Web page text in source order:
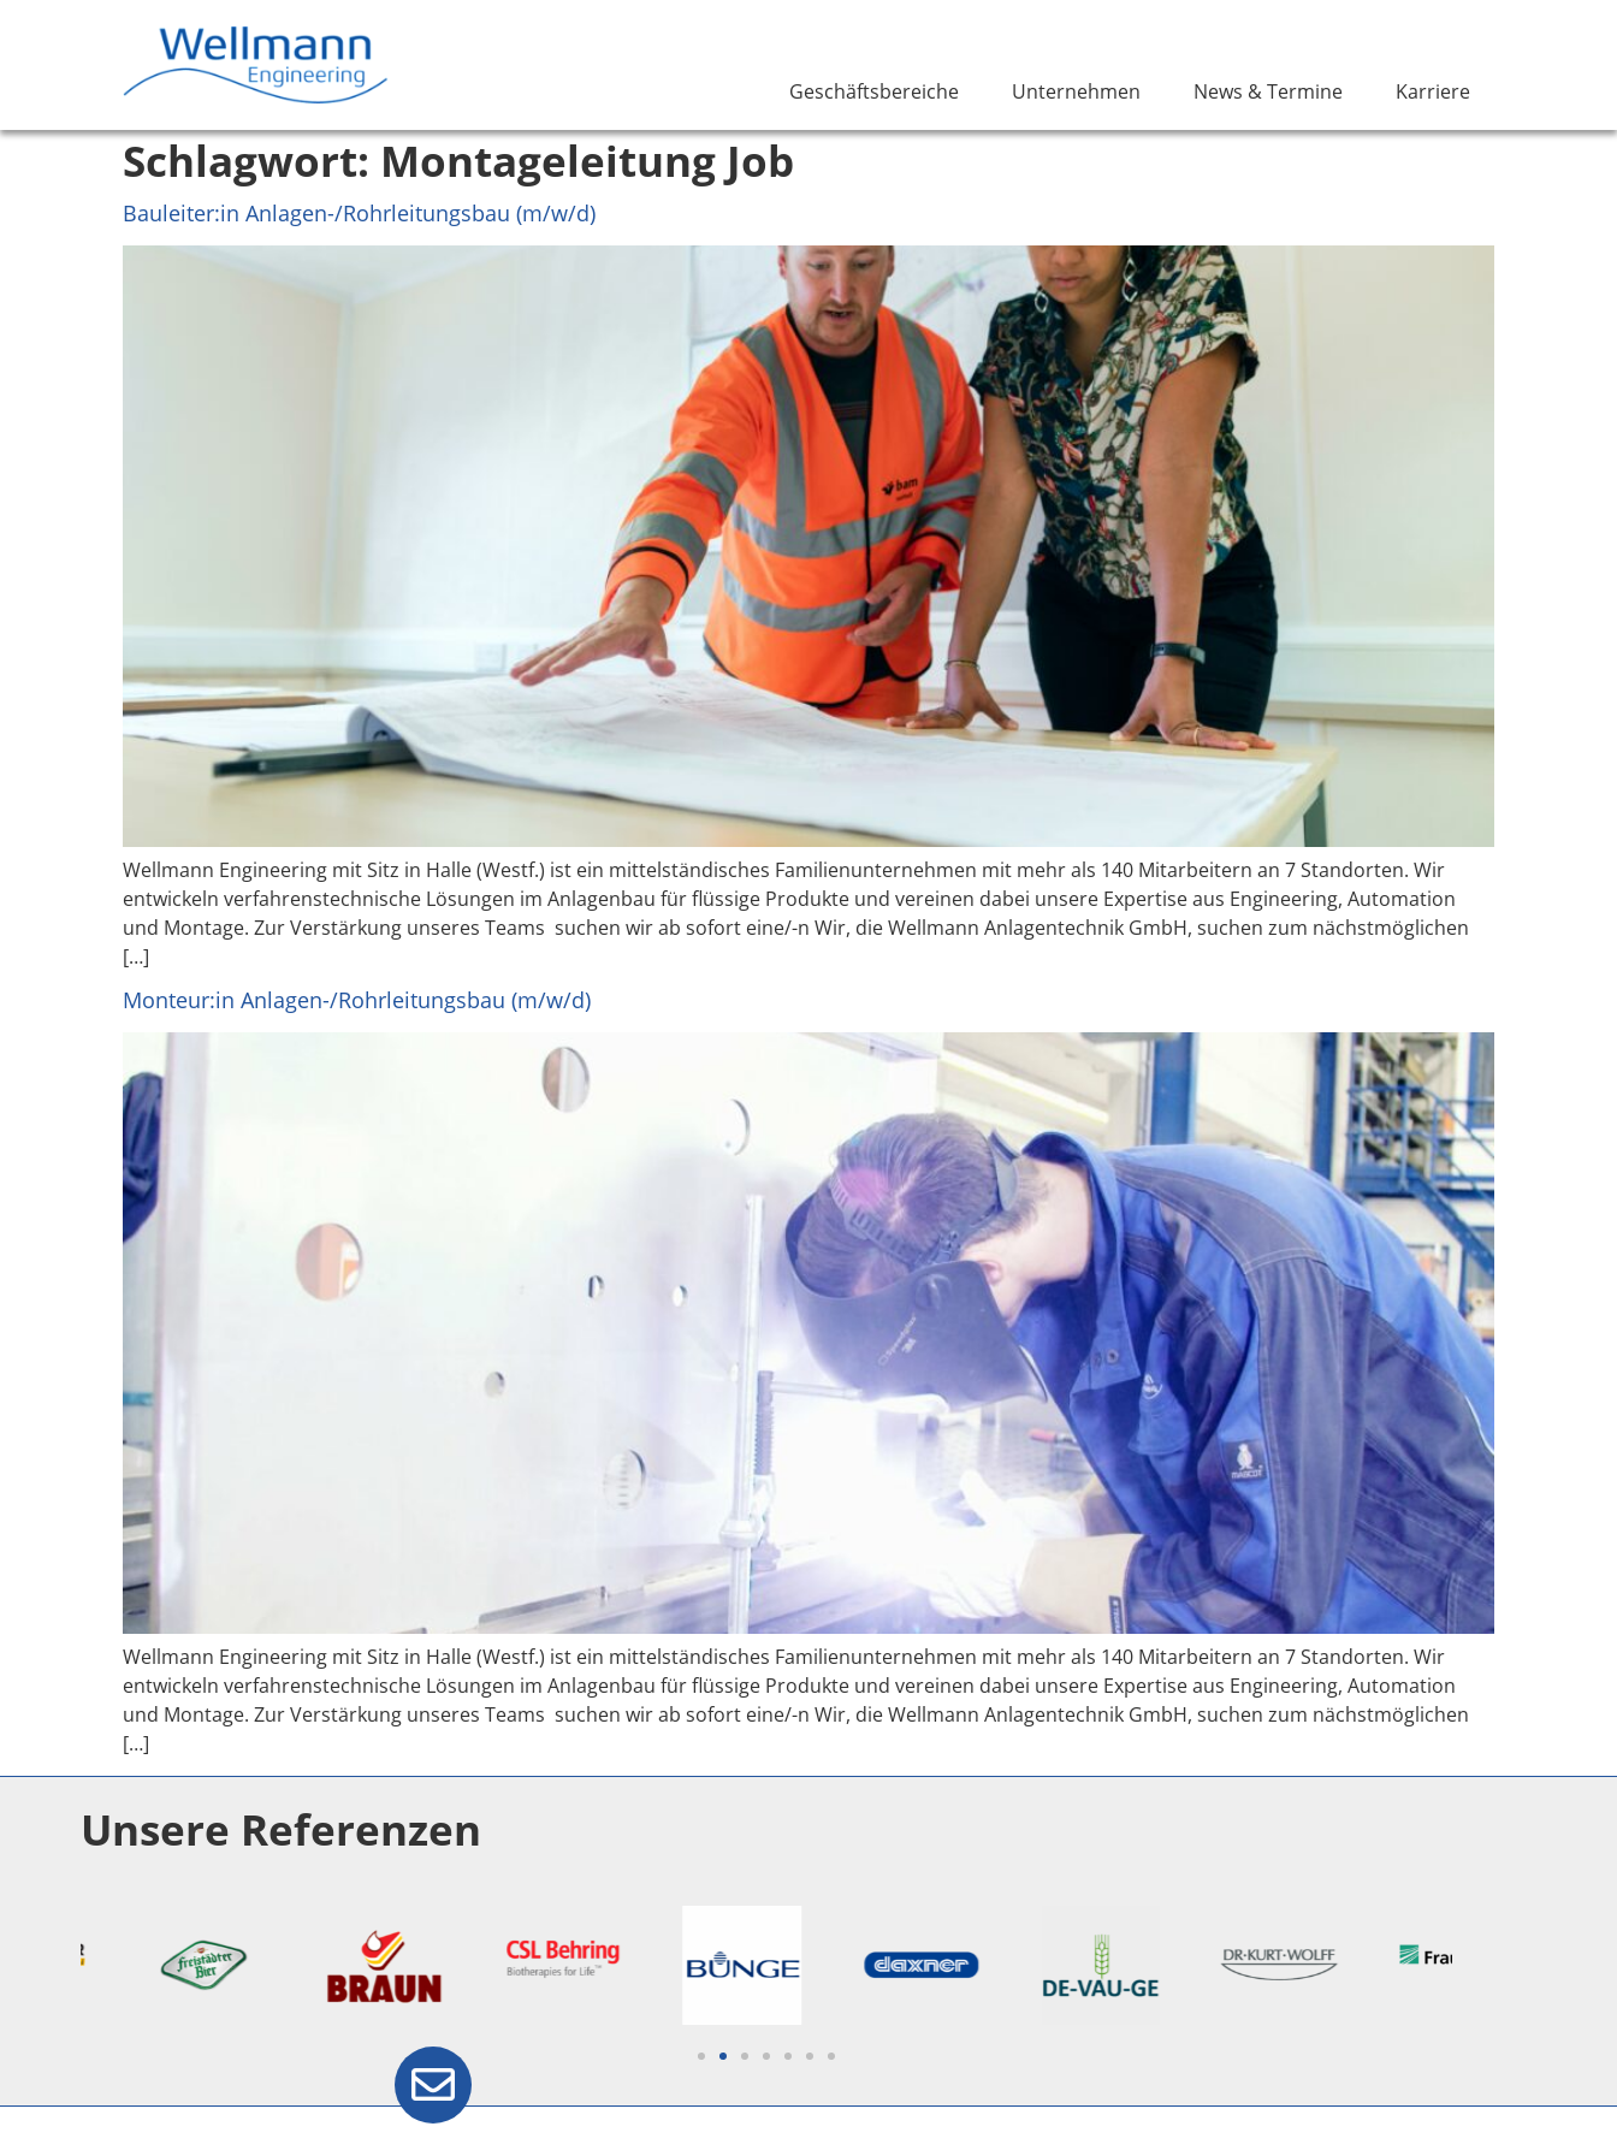
Geschäftsbereiche Unternehmen News & Termine Karriere
Schlagwort: Montageleitung Job
Bauleiter:in Anlagen-/Rohrleitungsbau (m/w/d)
Wellmann Engineering mit Sitz in Halle (Westf.) ist ein mittelständisches Familienunternehmen mit mehr als 140 Mitarbeitern an 7 Standorten. Wir
entwickeln verfahrenstechnische Lösungen im Anlagenbau für flüssige Produkte und vereinen dabei unsere Expertise aus Engineering, Automation
und Montage. Zur Verstärkung unseres Teams suchen wir ab sofort eine/-n Wir, die Wellmann Anlagentechnik GmbH, suchen zum nächstmöglichen
[…]
Monteur:in Anlagen-/Rohrleitungsbau (m/w/d)
Wellmann Engineering mit Sitz in Halle (Westf.) ist ein mittelständisches Familienunternehmen mit mehr als 140 Mitarbeitern an 7 Standorten. Wir
entwickeln verfahrenstechnische Lösungen im Anlagenbau für flüssige Produkte und vereinen dabei unsere Expertise aus Engineering, Automation
und Montage. Zur Verstärkung unseres Teams suchen wir ab sofort eine/-n Wir, die Wellmann Anlagentechnik GmbH, suchen zum nächstmöglichen
[…]
Unsere Referenzen